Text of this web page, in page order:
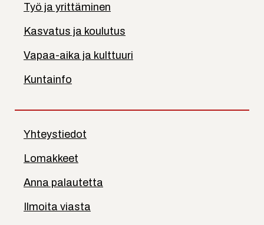
Työ ja yrittäminen
Kasvatus ja koulutus
Vapaa-aika ja kulttuuri
Kuntainfo
Yhteystiedot
Lomakkeet
Anna palautetta
Ilmoita viasta